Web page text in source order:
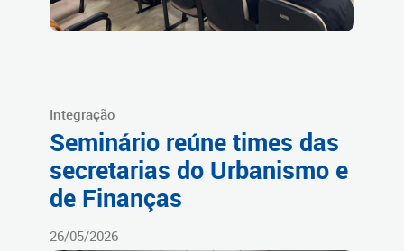
Integração
Seminário reúne times das
secretarias do Urbanismo e
de Finanças
26/05/2026